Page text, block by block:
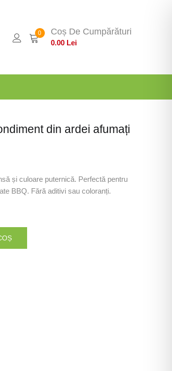
0 Coș De Cumpărături
0.00 Lei
din ardei afumați
și culoare puternică. Perfectă pentru
BBQ. Fără aditivi sau coloranți.